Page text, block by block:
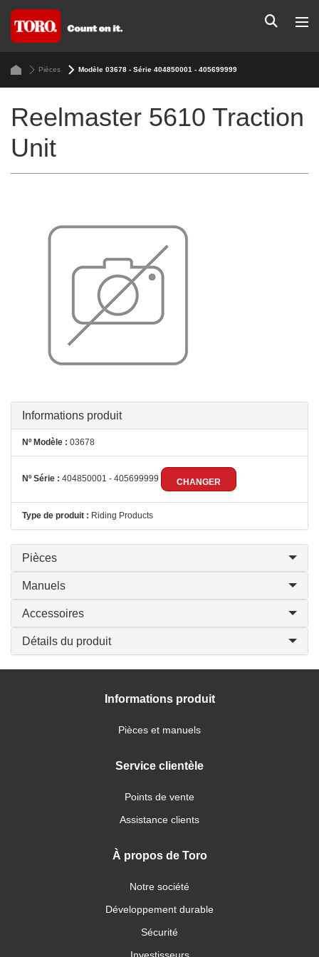
Pièces Modèle 03678 - Série 404850001 - 405699999
Reelmaster 5610 Traction
Unit
Informations produit
Nº Modèle : 03678
Nº Série : 404850001 - 405699999 CHANGER
Type de produit : Riding Products
Pièces
Manuels
Accessoires
Détails du produit
Informations produit
Pièces et manuels
Service clientèle
Points de vente
Assistance clients
À propos de Toro
Notre société
Développement durable
Sécurité